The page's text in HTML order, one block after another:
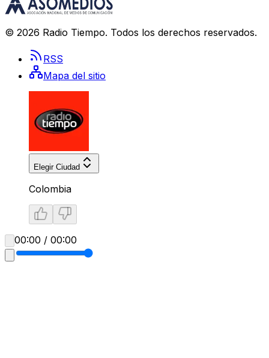
© 2026 Radio Tiempo. Todos los derechos reservados.
RSS
Mapa del sitio
Elegir Ciudad
Colombia
00:00 / 00:00